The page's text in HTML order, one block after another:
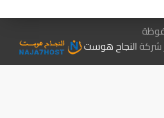
شركةالنجاح هوست